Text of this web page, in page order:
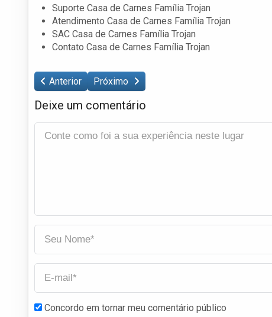
Suporte Casa de Carnes Família Trojan
Atendimento Casa de Carnes Família Trojan
SAC Casa de Carnes Família Trojan
Contato Casa de Carnes Família Trojan
Anterior Próximo
Deixe um comentário
Concordo em tornar meu comentário público